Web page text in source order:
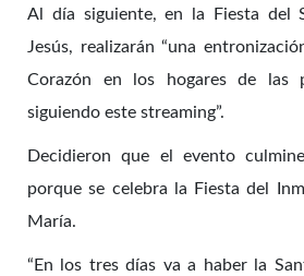
Al día siguiente, en la Fiesta del
Jesús, realizarán “una
Corazón en los hogares de las
siguiendo este streaming”.
Decidieron que el evento
porque se celebra la Fiesta del
María.
“En los tres días va a haber la